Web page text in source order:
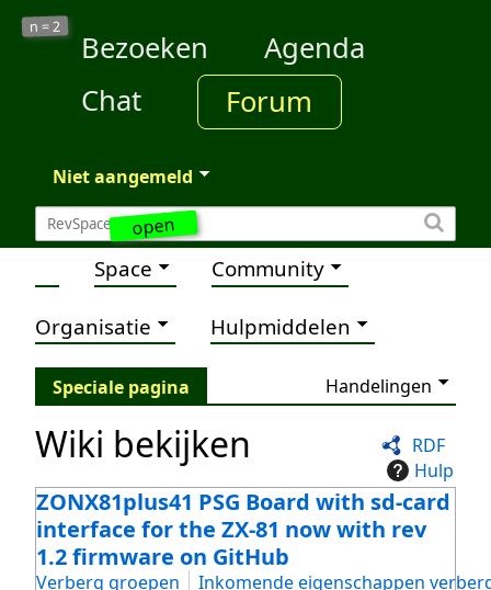
open
n =2
Bezoeken
Agenda
Chat
Forum
Niet aangemeld
Space Community
Organisatie Hulpmiddelen
Speciale pagina Handelingen
RDF
Hulp
Wiki bekijken
ZONX81plus41 PSG Board with sd-card
interface for the ZX-81 now with rev
1.2 firmware on GitHub
Verberg groepen
Inkomende eigenschappen